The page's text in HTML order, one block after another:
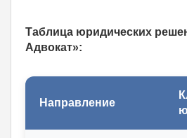
Таблица юридических
Адвокат»:
Направление